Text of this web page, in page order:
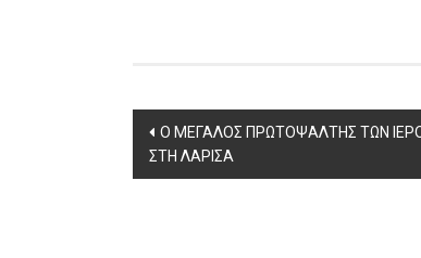
Post
navigation
Ο ΜΕΓΑΛΟΣ ΠΡΩΤΟΨΑΛΤΗΣ ΤΩΝ
ΣΤΗ ΛΑΡΙΣΑ